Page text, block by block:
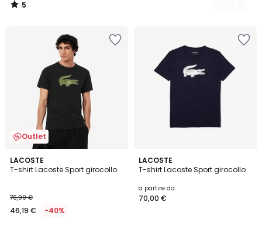
5
/
Outlet
LACOSTE
T-shirt Lacoste Sport girocollo
76,99 €
46,19 € -40%
LACOSTE
T-shirt Lacoste Sport girocollo
a partire da
70,00 €
2
Colori